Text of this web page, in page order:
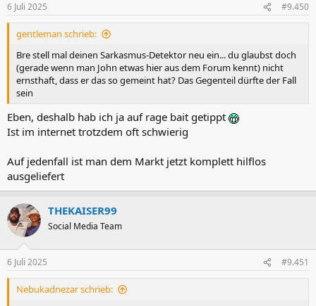
e
n
6 Juli 2025 #9.450
gentleman schrieb:
Bre stell mal deinen Sarkasmus-Detektor neu ein... du glaubst doch
(gerade wenn man John etwas hier aus dem Forum kennt) nicht
ernsthaft, dass er das so gemeint hat? Das Gegenteil dürfte der Fall
sein
Eben, deshalb hab ich ja auf rage bait getippt
Ist im internet trotzdem oft schwierig
Auf jedenfall ist man dem Markt jetzt komplett hilflos
ausgeliefert
THEKAISER99
Social Media Team
6 Juli 2025 #9.451
Nebukadnezar schrieb: